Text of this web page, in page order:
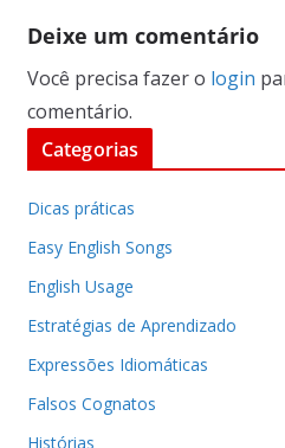
Deixe um comentário
Você precisa fazer o login
comentário.
Categorias
Dicas práticas
Easy English Songs
English Usage
Estratégias de Aprendizado
Expressões Idiomáticas
Falsos Cognatos
Histórias